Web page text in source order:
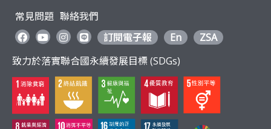
常見問題 聯絡我們
訂閱電子報
En
ZSA
致力於落實聯合國永續發展目標 (SDGs)